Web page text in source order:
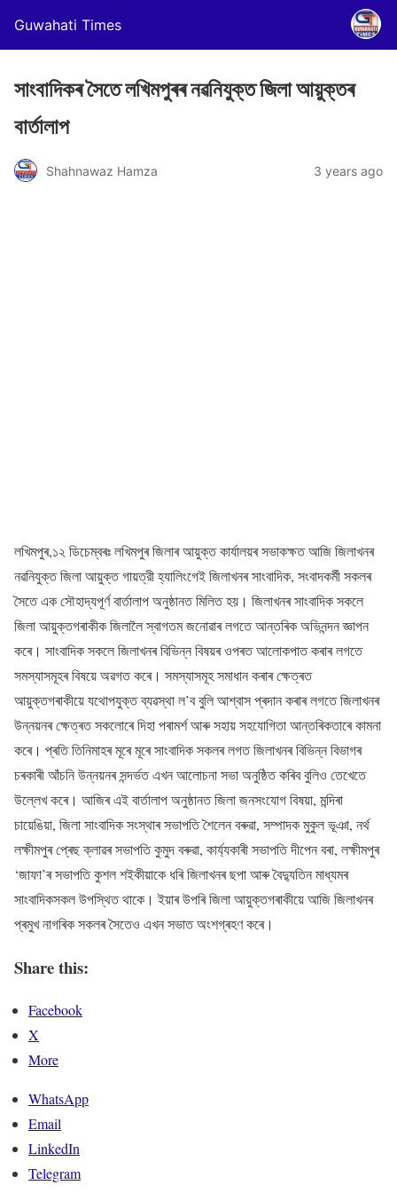
Guwahati Times
সাংবাদিকৰ সৈতে লখিমপুৰৰ নৱনিযুক্ত জিলা আয়ুক্তৰ
বাৰ্তালাপ
Shahnawaz Hamza 3 years ago
লখিমপুৰ,১২ ডিচেম্বৰঃ লখিমপুৰ জিলাৰ আয়ুক্ত কাৰ্যালয়ৰ সভাকক্ষত আজি জিলাখনৰ
নৱনিযুক্ত জিলা আয়ুক্ত গায়ত্রী হ্যালিংগেই জিলাখনৰ সাংবাদিক, সংবাদকৰ্মী সকলৰ
সৈতে এক সৌহাদ্যপূৰ্ণ বার্তালাপ অনুষ্ঠানত মিলিত হয়। জিলাখনৰ সাংবাদিক সকলে
জিলা আয়ুক্তগৰাকীক জিলালৈ স্বাগতম জনোৱাৰ লগতে আন্তৰিক অভিনন্দন জ্ঞাপন
কৰে। সাংবাদিক সকলে জিলাখনৰ বিভিন্ন বিষয়ৰ ওপৰত আলোকপাত কৰাৰ লগতে
সমস্যাসমূহৰ বিষয়ে অৱগত কৰে। সমস্যাসমূহ সমাধান কৰাৰ ক্ষেত্ৰত
আয়ুক্তগৰাকীয়ে যথোপযুক্ত ব্যৱস্থা ল’ব বুলি আশ্বাস প্ৰদান কৰাৰ লগতে জিলাখনৰ
উন্নয়নৰ ক্ষেত্ৰত সকলোৰে দিহা পৰামৰ্শ আৰু সহায় সহযোগিতা আন্তৰিকতাৰে কামনা
কৰে। প্ৰতি তিনিমাহৰ মূৰে মূৰে সাংবাদিক সকলৰ লগত জিলাখনৰ বিভিন্ন বিভাগৰ
চৰকাৰী আঁচনি উন্নয়নৰ সন্দৰ্ভত এখন আলোচনা সভা অনুষ্ঠিত কৰিব বুলিও তেখেতে
উল্লেখ কৰে। আজিৰ এই বাৰ্তালাপ অনুষ্ঠানত জিলা জনসংযোগ বিষয়া, মন্দিৰা
চায়েঙিয়া, জিলা সাংবাদিক সংস্থাৰ সভাপতি শৈলেন বৰুৱা, সম্পাদক মুকুল ভূঞা, নৰ্থ
লক্ষীমপুৰ প্ৰেছ ক্লাৱৰ সভাপতি কুমুদ বৰুৱা, কাৰ্য্যকাৰী সভাপতি দীপেন বৰা, লক্ষীমপুৰ
‘জাফা’ৰ সভাপতি কুশল শইকীয়াকে ধৰি জিলাখনৰ ছপা আৰু বৈদ্যুতিন মাধ্যমৰ
সাংবাদিকসকল উপস্থিত থাকে। ইয়াৰ উপৰি জিলা আয়ুক্তগৰাকীয়ে আজি জিলাখনৰ
প্ৰমুখ নাগৰিক সকলৰ সৈতেও এখন সভাত অংশগ্ৰহণ কৰে।
Share this:
Facebook
X
More
WhatsApp
Email
LinkedIn
Telegram